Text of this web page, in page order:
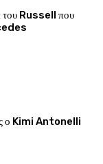
του Russell που
ο Kimi Antonelli